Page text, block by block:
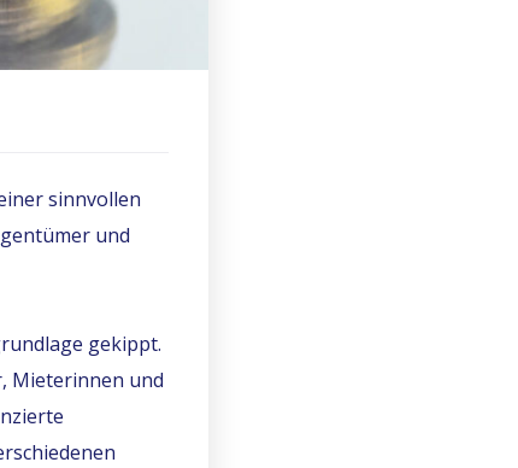
sinnvollen
und
gekippt.
Mieterinnen und